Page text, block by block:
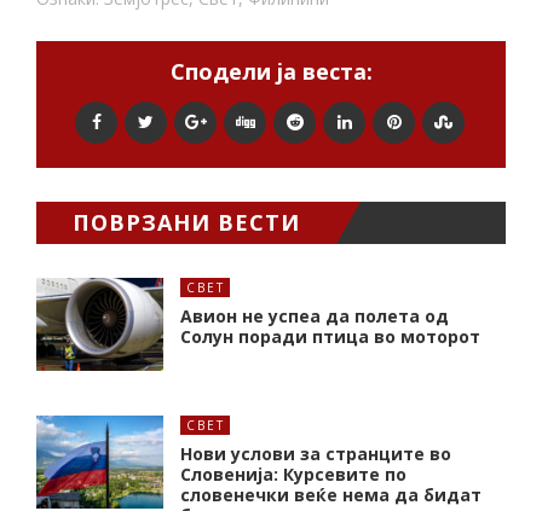
Сподели ја веста:
ПОВРЗАНИ ВЕСТИ
СВЕТ
Авион не успеа да полета од
Солун поради птица во моторот
СВЕТ
Нови услови за странците во
Словенија: Курсевите по
словенечки веќе нема да бидат